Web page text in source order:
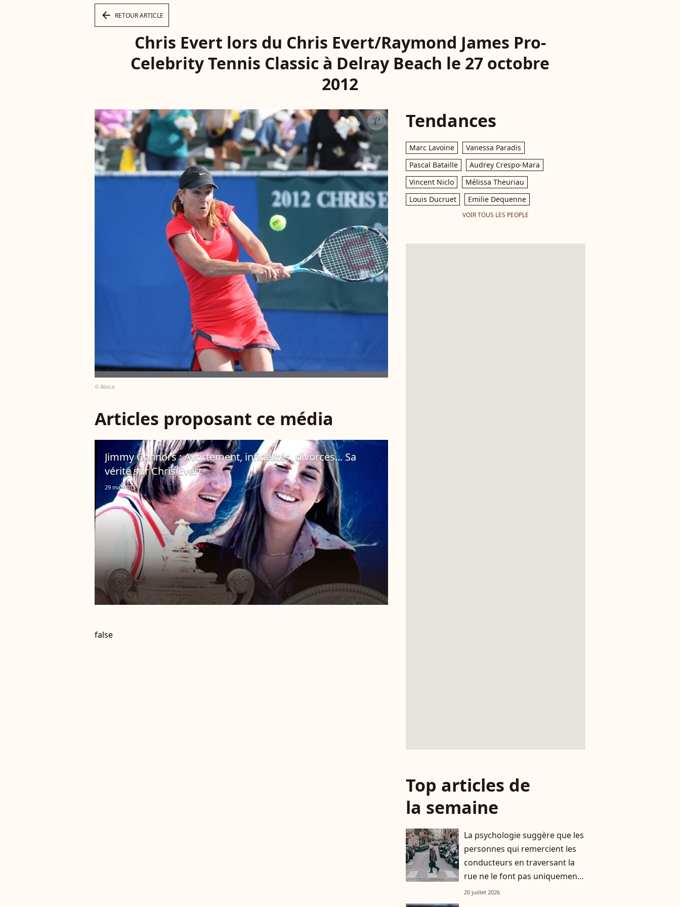
arrow_left RETOUR ARTICLE
Chris Evert lors du Chris Evert/Raymond James Pro-
Celebrity Tennis Classic à Delray Beach le 27 octobre
2012
© Abaca
Articles proposant ce média
Jimmy Connors : Avortement, infidélités, divorces... Sa
vérité sur Chris Evert
29 mai 2013
false
Tendances
Marc Lavoine
Vanessa Paradis
Pascal Bataille
Audrey Crespo-Mara
Vincent Niclo
Mélissa Theuriau
Louis Ducruet
Emilie Dequenne
VOIR TOUS LES PEOPLE
Top articles de
la semaine
La psychologie suggère que les
personnes qui remercient les
conducteurs en traversant la
rue ne le font pas uniquement
par gratitude
20 juillet 2026